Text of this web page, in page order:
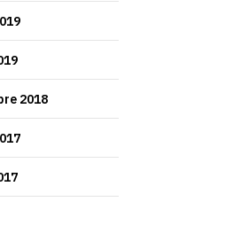
2018